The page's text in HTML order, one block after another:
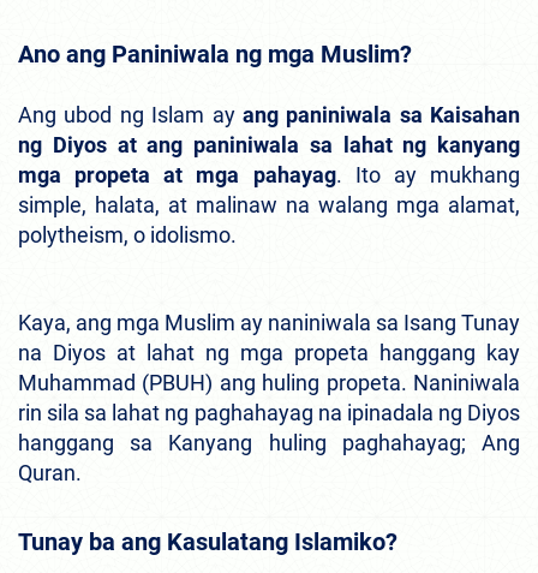
Ano ang Paniniwala ng mga Muslim?
Ang ubod ng Islam ay ang paniniwala sa Kaisahan
ng Diyos at ang paniniwala sa lahat ng kanyang
mga propeta at mga pahayag. Ito ay mukhang
simple, halata, at malinaw na walang mga alamat,
polytheism, o idolismo.
Kaya, ang mga Muslim ay naniniwala sa Isang Tunay
na Diyos at lahat ng mga propeta hanggang kay
Muhammad (PBUH) ang huling propeta. Naniniwala
rin sila sa lahat ng paghahayag na ipinadala ng Diyos
hanggang sa Kanyang huling paghahayag; Ang
Quran.
Tunay ba ang Kasulatang Islamiko?